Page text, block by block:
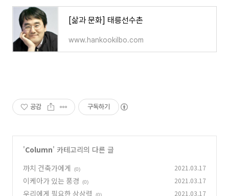
[삶과 문화] 태릉선수촌
www.hankookilbo.com
공감 구독하기
'Column' 카테고리의 다른 글
까치 건축가에게
(0) 2021.03.17
이케아가 있는 풍경 (0) 2021.03.17
우리에게 필요한 상상력 (0) 2021.03.17